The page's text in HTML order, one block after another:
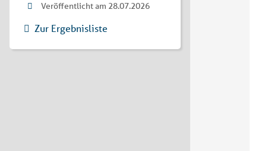
Veröffentlicht am 28.07.2026
Zur Ergebnisliste